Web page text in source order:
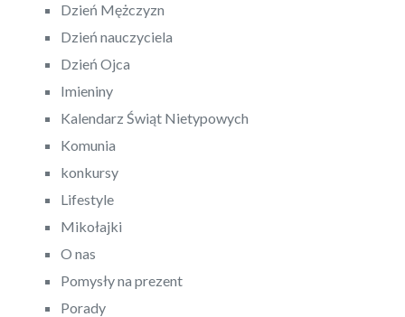
Dzień Mężczyzn
Dzień nauczyciela
Dzień Ojca
Imieniny
Kalendarz Świąt Nietypowych
Komunia
konkursy
Lifestyle
Mikołajki
O nas
Pomysły na prezent
Porady